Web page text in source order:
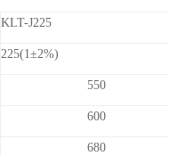
KLT-J225
225(1±2%)
550
600
680